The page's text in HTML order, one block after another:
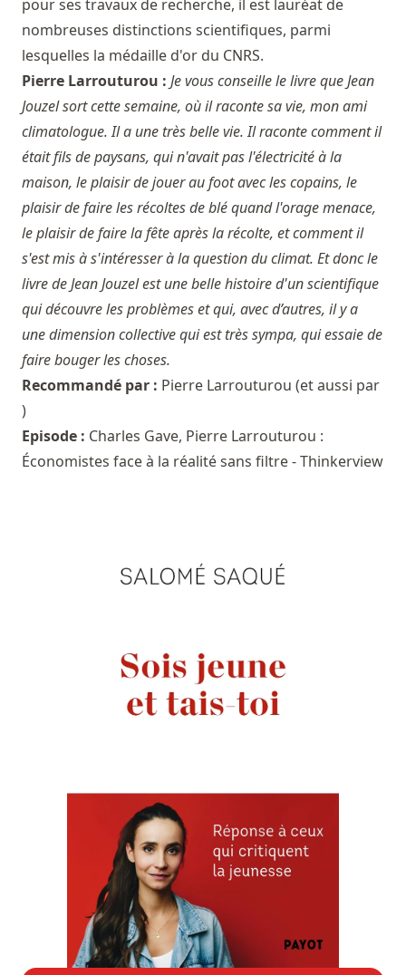
pour ses travaux de recherche, il est lauréat de
nombreuses distinctions scientifiques, parmi
lesquelles la médaille d'or du CNRS.
Pierre Larrouturou : Je vous conseille le livre que Jean
Jouzel sort cette semaine, où il raconte sa vie, mon ami
climatologue. Il a une très belle vie. Il raconte comment il
était fils de paysans, qui n'avait pas l'électricité à la
maison, le plaisir de jouer au foot avec les copains, le
plaisir de faire les récoltes de blé quand l'orage menace,
le plaisir de faire la fête après la récolte, et comment il
s'est mis à s'intéresser à la question du climat. Et donc le
livre de Jean Jouzel est une belle histoire d'un scientifique
qui découvre les problèmes et qui, avec d’autres, il y a
une dimension collective qui est très sympa, qui essaie de
faire bouger les choses.
Recommandé par : Pierre Larrouturou (et aussi par
)
Episode : Charles Gave, Pierre Larrouturou :
Économistes face à la réalité sans filtre - Thinkerview